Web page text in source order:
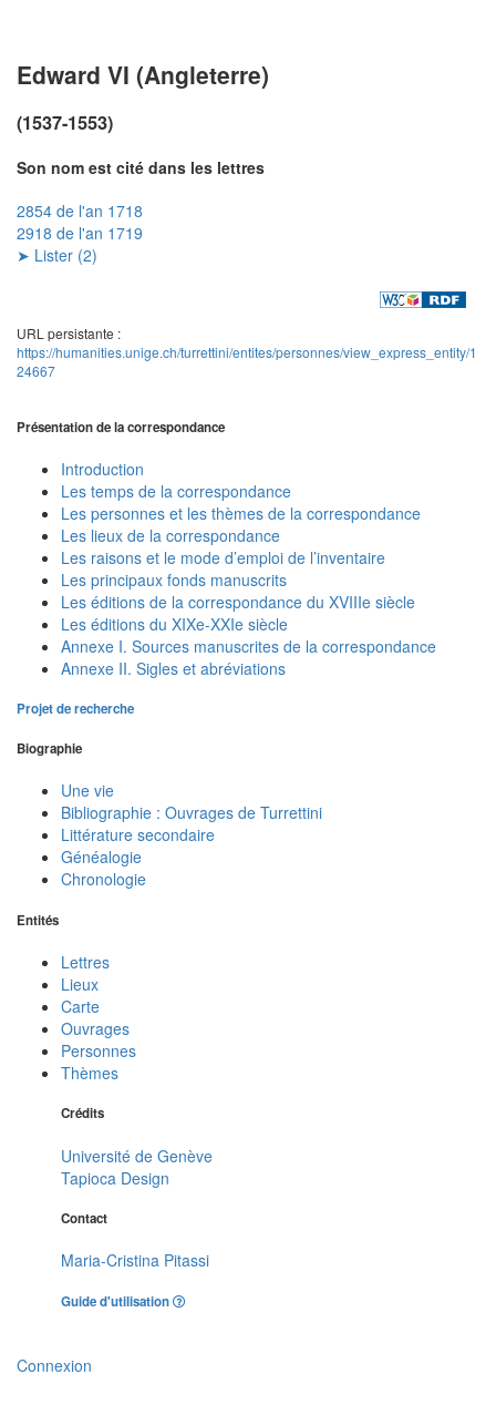
Edward VI (Angleterre)
(1537-1553)
Son nom est cité dans les lettres
2854 de l'an 1718
2918 de l'an 1719
➤ Lister (2)
URL persistante :
https://humanities.unige.ch/turrettini/entites/personnes/view_express_entity/1
24667
Présentation de la correspondance
Introduction
Les temps de la correspondance
Les personnes et les thèmes de la correspondance
Les lieux de la correspondance
Les raisons et le mode d’emploi de l’inventaire
Les principaux fonds manuscrits
Les éditions de la correspondance du XVIIIe siècle
Les éditions du XIXe-XXIe siècle
Annexe I. Sources manuscrites de la correspondance
Annexe II. Sigles et abréviations
Projet de recherche
Biographie
Une vie
Bibliographie : Ouvrages de Turrettini
Littérature secondaire
Généalogie
Chronologie
Entités
Lettres
Lieux
Carte
Ouvrages
Personnes
Thèmes
Crédits
Université de Genève
Tapioca Design
Contact
Maria-Cristina Pitassi
Guide d'utilisation
Connexion